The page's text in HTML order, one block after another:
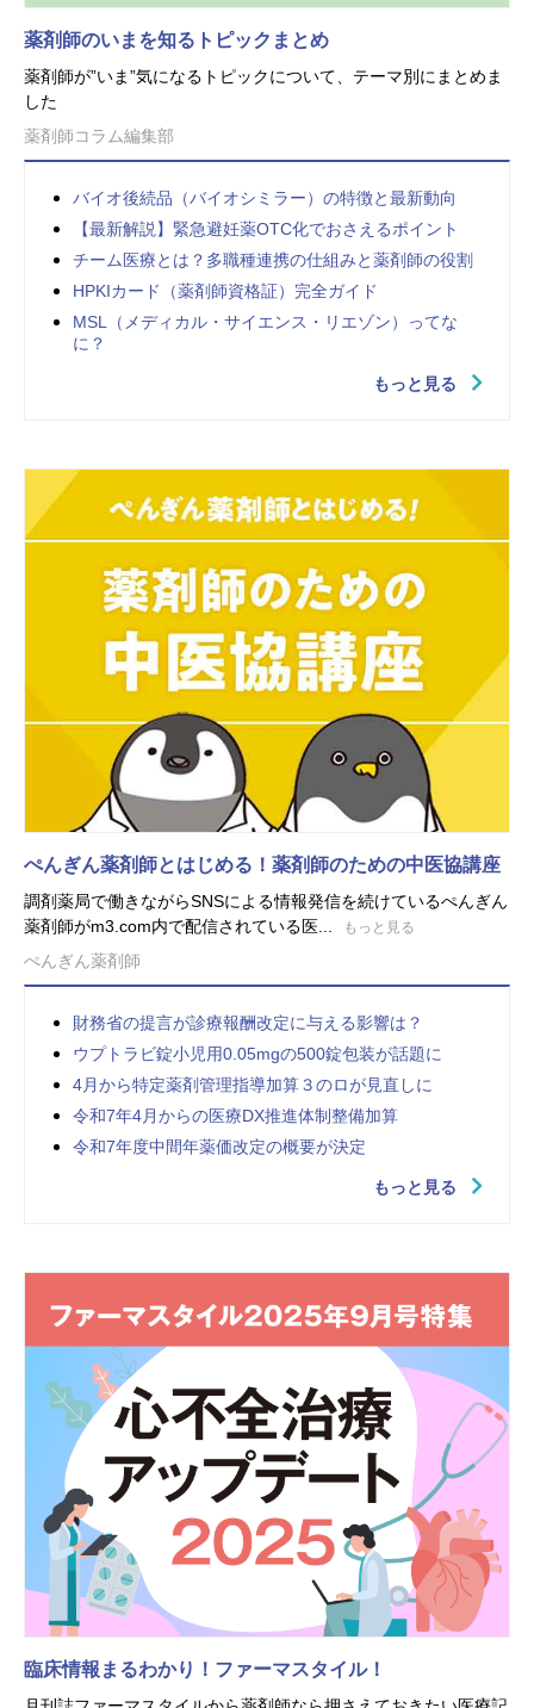
薬剤師のいまを知るトピックまとめ
薬剤師が”いま”気になるトピックについて、テーマ別にまとめま
した
薬剤師コラム編集部
バイオ後続品（バイオシミラー）の特徴と最新動向
【最新解説】緊急避妊薬OTC化でおさえるポイント
チーム医療とは？多職種連携の仕組みと薬剤師の役割
HPKIカード（薬剤師資格証）完全ガイド
MSL（メディカル・サイエンス・リエゾン）ってな
に？
もっと見る
ぺんぎん薬剤師とはじめる！薬剤師のための中医協講座
調剤薬局で働きながらSNSによる情報発信を続けているぺんぎん
薬剤師がm3.com内で配信されている医...
もっと見る
ぺんぎん薬剤師
財務省の提言が診療報酬改定に与える影響は？
ウプトラビ錠小児用0.05mgの500錠包装が話題に
4月から特定薬剤管理指導加算３のロが見直しに
令和7年4月からの医療DX推進体制整備加算
令和7年度中間年薬価改定の概要が決定
もっと見る
臨床情報まるわかり！ファーマスタイル！